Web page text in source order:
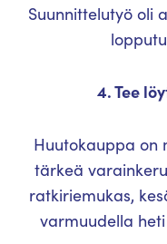
Suunnittelutyö oli
4. Tee
Huutokauppa on
tärkeä
ratkiriemukas,
varmuudella